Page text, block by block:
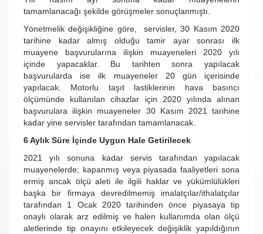
tamamlanacağı şekilde görüşmeler sonuçlanmıştı.
Yönetmelik değişikliğine göre, servisler, 30 Kasım 2020
tarihine kadar almış olduğu tamir ayar sonrası ilk
muayene başvurularına ilişkin muayeneleri 2020 yılı
içinde yapacaklar. Bu tarihten sonra yapılacak
başvurularda ise ilk muayeneler 20 gün içerisinde
yapılacak. Motorlu taşıt lastiklerinin hava basıncı
ölçümünde kullanılan cihazlar için 2020 yılında alınan
başvurulara ilişkin muayeneler 30 Kasım 2021 tarihine
kadar yine servisler tarafından tamamlanacak.
6 Aylık Süre İçinde Uygun Hale Getirilecek
2021 yılı sonuna kadar servis tarafından yapılacak
muayenelerde; kapanmış veya piyasada faaliyetleri sona
ermiş ancak ölçü aleti ile ilgili haklar ve yükümlülükleri
başka bir firmaya devredilmemiş imalatçılar/ithalatçılar
tarafından 1 Ocak 2020 tarihinden önce piyasaya tip
onaylı olarak arz edilmiş ve halen kullanımda olan ölçü
aletlerinde tip onayını etkileyecek değişiklik yapıldığının